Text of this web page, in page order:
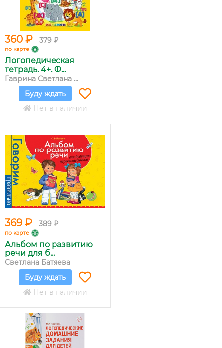
360 ₽ 379 ₽
по карте
Логопедическая
тетрадь. 4+. Ф...
Гаврина Светлана ...
Буду ждать
Нет в наличии
369 ₽ 389 ₽
по карте
Альбом по развитию
речи для б...
Светлана Батяева
Буду ждать
Нет в наличии